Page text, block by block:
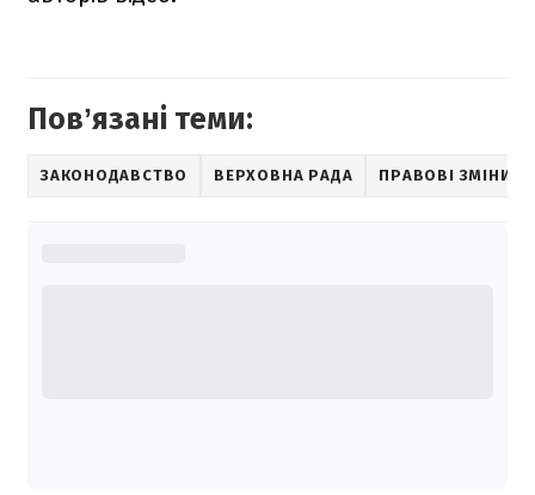
Повʼязані теми:
ЗАКОНОДАВСТВО ВЕРХОВНА РАДА ПРАВОВІ ЗМІНИ